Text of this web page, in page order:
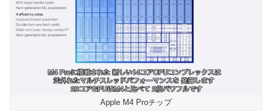
Apple M4 Proチップ